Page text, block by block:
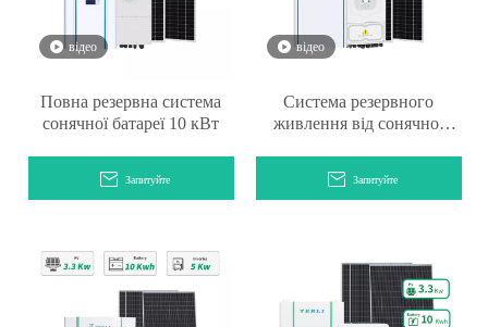
відео
Повна резервна система
сонячної батареї 10 кВт
Запитуйте
відео
Система резервного
живлення від сонячної
Запитуйте